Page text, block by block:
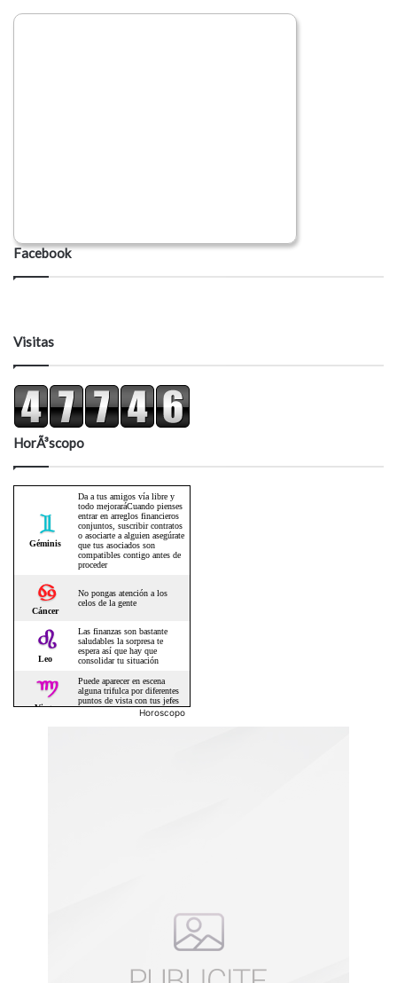
Facebook
Visitas
HorÃ³scopo
Horoscopo